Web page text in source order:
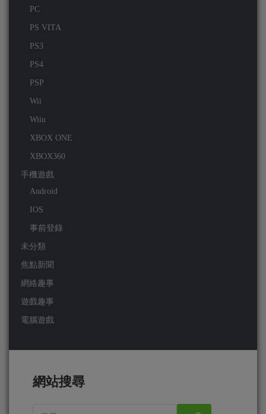
PC
PS VITA
PS3
PS4
PSP
Wii
Wiiu
XBOX ONE
XBOX360
手機遊戲
Android
IOS
事前登錄
未分類
焦點新聞
網絡趣事
遊戲趣事
電腦遊戲
網站搜尋